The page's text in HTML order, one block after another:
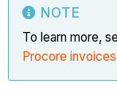
NOTE
To learn more,
Procore